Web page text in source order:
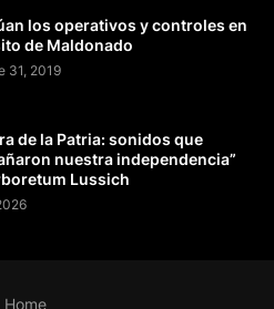
los operativos y controles en
de Maldonado
31, 2019
de la Patria: sonidos que
nuestra independencia”
Lussich
Home